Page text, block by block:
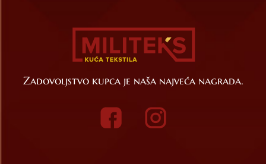
Zadovoljstvo kupca je naša najveća nagrada.